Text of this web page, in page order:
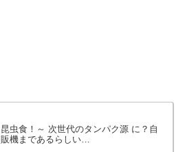
昆虫食！～ 次世代のタンパク源 に？自
販機まであるらしい…